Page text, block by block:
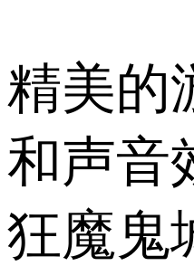
精美的
和声音
狂魔鬼